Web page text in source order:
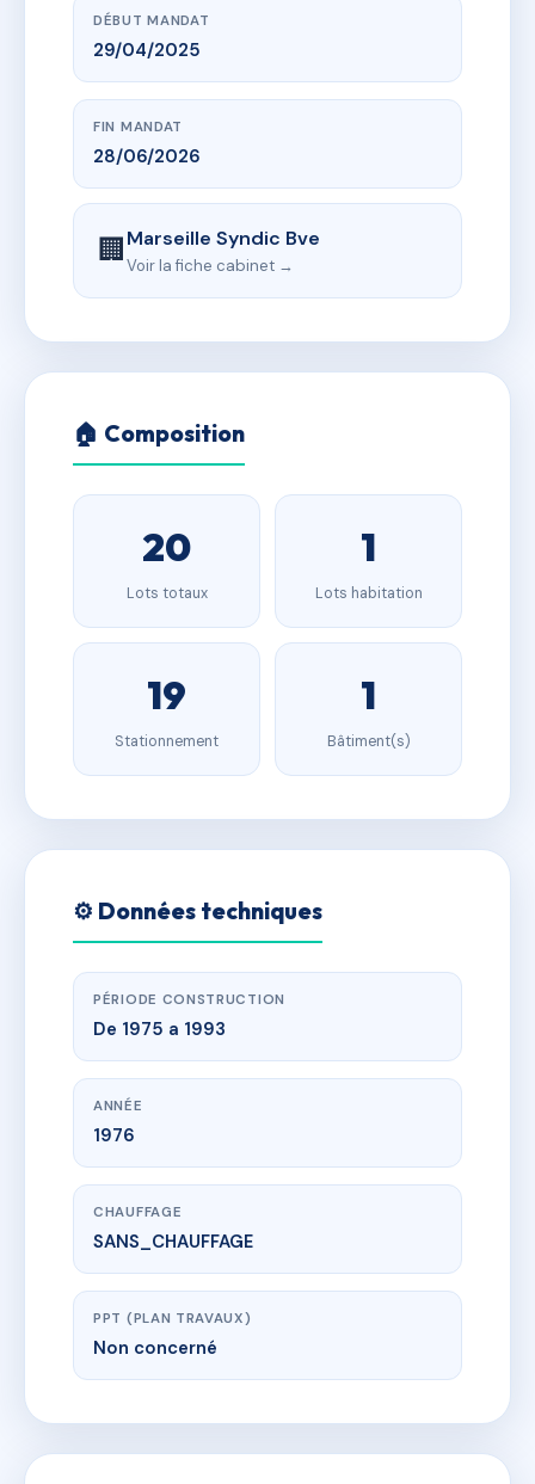
DÉBUT MANDAT
29/04/2025
FIN MANDAT
28/06/2026
🏢Marseille Syndic Bve
Voir la fiche cabinet →
🏠 Composition
20
Lots totaux
1
Lots habitation
19
Stationnement
1
Bâtiment(s)
⚙️ Données techniques
PÉRIODE CONSTRUCTION
De 1975 a 1993
ANNÉE
1976
CHAUFFAGE
SANS_CHAUFFAGE
PPT (PLAN TRAVAUX)
Non concerné